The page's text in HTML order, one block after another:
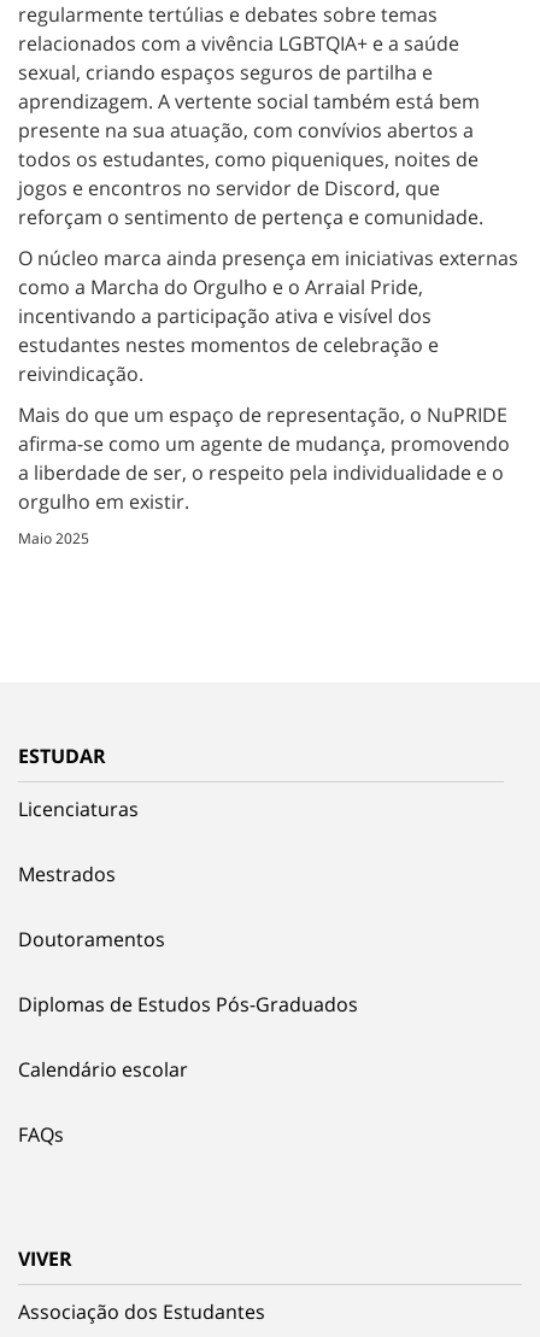
regularmente tertúlias e debates sobre temas
relacionados com a vivência LGBTQIA+ e a saúde
sexual, criando espaços seguros de partilha e
aprendizagem. A vertente social também está bem
presente na sua atuação, com convívios abertos a
todos os estudantes, como piqueniques, noites de
jogos e encontros no servidor de Discord, que
reforçam o sentimento de pertença e comunidade.
O núcleo marca ainda presença em iniciativas externas
como a Marcha do Orgulho e o Arraial Pride,
incentivando a participação ativa e visível dos
estudantes nestes momentos de celebração e
reivindicação.
Mais do que um espaço de representação, o NuPRIDE
afirma-se como um agente de mudança, promovendo
a liberdade de ser, o respeito pela individualidade e o
orgulho em existir.
Maio 2025
ESTUDAR
Licenciaturas
Mestrados
Doutoramentos
Diplomas de Estudos Pós-Graduados
Calendário escolar
FAQs
VIVER
Associação dos Estudantes